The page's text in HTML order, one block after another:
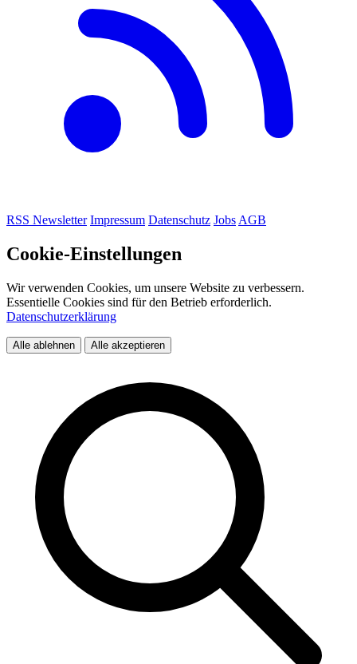
RSS Newsletter Impressum Datenschutz Jobs AGB
Cookie-Einstellungen
Wir verwenden Cookies, um unsere Website zu verbessern.
Essentielle Cookies sind für den Betrieb erforderlich.
Datenschutzerklärung
Alle ablehnen Alle akzeptieren